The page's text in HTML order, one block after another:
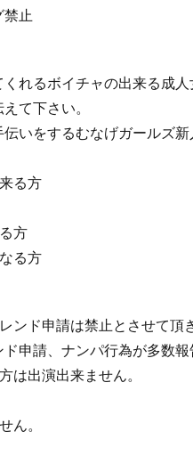
止
れるボイチャの出来る成人
て下さい。
いをするむなげガールズ新
る方
方
る方
ンド申請は禁止とさせて頂
申請、ナンパ行為が多数報
は出演出来ません。
ん。